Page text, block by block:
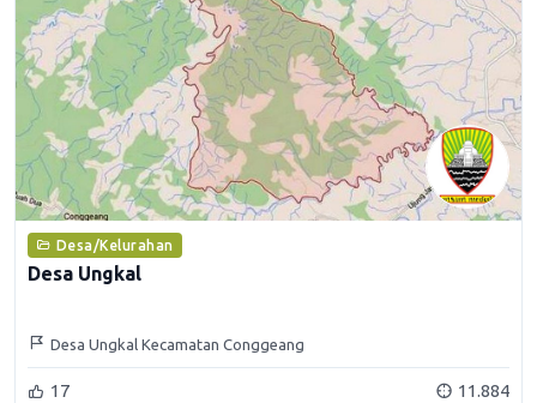
Desa/Kelurahan
Desa Ungkal
Desa Ungkal Kecamatan Conggeang
17 11.884